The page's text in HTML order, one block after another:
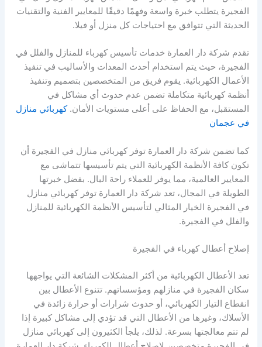
الفجيرة يتطلب خبرة واسعة وفهمًا دقيقًا للمعايير الفنية والتقنيات
الحديثة التي تتوافق مع احتياجات كل منزل أو فيلا.
تقدم شركة دار العمارة خدمات تأسيس كهرباء للمنازل والفلل في
الفجيرة، حيث يتم استخدام أحدث المعدات والأساليب في تنفيذ
الأعمال الكهربائية. يقوم فريق من المتخصصين بتصميم وتنفيذ
أنظمة كهربائية متكاملة تضمن عدم حدوث أي مشاكل في
المستقبل، مع الحفاظ على أعلى مستويات الأمان.كهربائي منازل
في عجمان
كما تضمن شركة دار العمارة توفر كهربائي منازل في الفجيرة أن
تكون كافة الأنظمة الكهربائية التي يتم تأسيسها تتماشى مع
المعايير العالمية، مما يوفر للعملاء راحة البال. بفضل خبرتها
الطويلة في المجال، تعد شركة دار العمارة توفر كهربائي منازل
في الفجيرة الخيار المثالي لتأسيس الأنظمة الكهربائية للمنازل
والفلل في الفجيرة.
إصلاح أعطال كهرباء في الفجيرة
تعد الأعطال الكهربائية من أكثر المشكلات الشائعة التي يواجهها
سكان الفجيرة في منازلهم ومؤسساتهم. تتنوع الأعطال بين
انقطاع التيار الكهربائي، أو حدوث شرارات أو حرارة زائدة في
الأسلاك، وغيرها من الأعطال التي قد تؤدي إلى مشاكل كبيرة إذا
لم تتم معالجتها بسرعة. لذلك، يلجأ الكثيرون إلى كهربائي منازل